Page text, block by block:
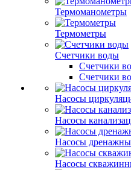
Термоманометры
Термометры
Счетчики воды
Счетчики
Счетчики
Насосы
Насосы
Насосы
Насосы